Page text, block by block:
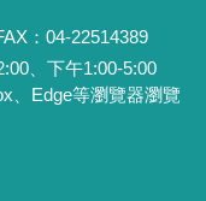
：04-22514389
、下午1:00-5:00
、Edge等瀏覽器瀏覽